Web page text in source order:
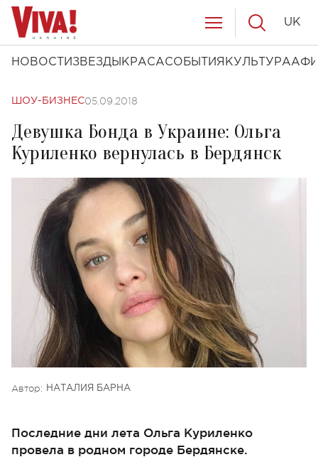
НОВОСТИ ЗВЕЗДЫ КРАСАСОБЫТИЯ КУЛЬТУРА
UK
ШОУ-БИЗНЕС05.09.2018
Девушка Бонда в Украине: Ольга
Куриленко вернулась в Бердянск
Автор: НАТАЛИЯ БАРНА
Последние дни лета Ольга Куриленко
провела в родном городе Бердянске.